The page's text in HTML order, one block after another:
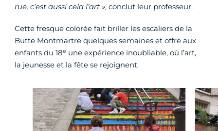
rue, c’est aussi cela l’art », conclut leur professeur.
Cette fresque colorée fait briller les escaliers de la
Butte Montmartre quelques semaines et offre aux
enfants du 18e une expérience inoubliable, où l’art,
la jeunesse et la fête se rejoignent.